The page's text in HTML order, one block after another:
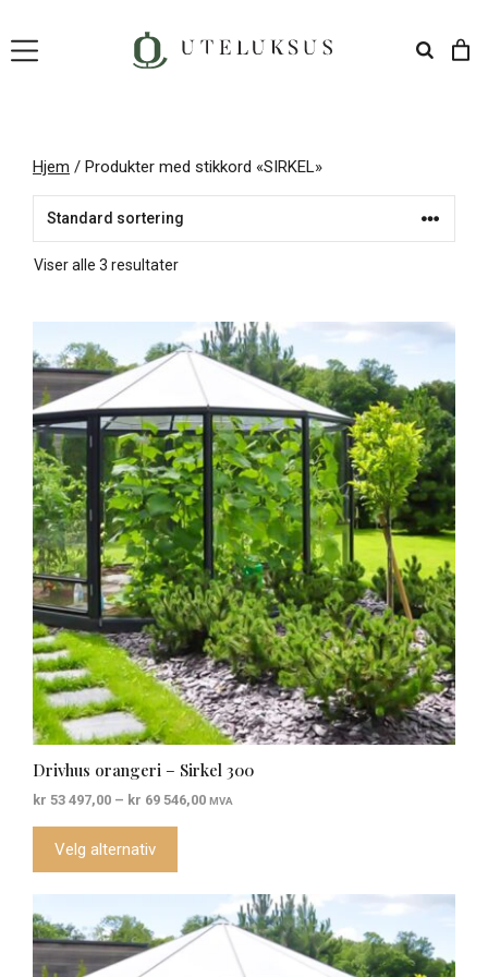
innhold
Hjem / Produkter med stikkord «SIRKEL»
Viser alle 3 resultater
Drivhus orangeri – Sirkel 300
kr 53 497,00 – kr 69 546,00Prisområde:
546,00
MVA
Velg alternativ
produktet
har
flere
varianter.
Alternativene
kan
velges
på
produktsiden
produktet
har